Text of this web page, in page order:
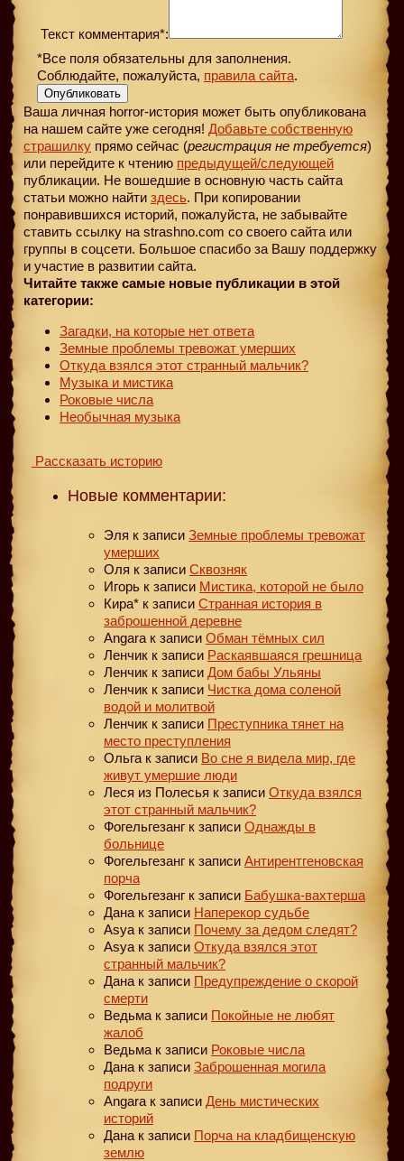
Текст комментария*:
*Все поля обязательны для заполнения.
Соблюдайте, пожалуйста, правила сайта.
Опубликовать
Ваша личная horror-история может быть опубликована
на нашем сайте уже сегодня! Добавьте собственную
страшилку прямо сейчас (регистрация не требуется)
или перейдите к чтению предыдущей/следующей
публикации. Не вошедшие в основную часть сайта
статьи можно найти здесь. При копировании
понравившихся историй, пожалуйста, не забывайте
ставить ссылку на strashno.com со своего сайта или
группы в соцсети. Большое спасибо за Вашу поддержку
и участие в развитии сайта.
Читайте также самые новые публикации в этой
категории:
Загадки, на которые нет ответа
Земные проблемы тревожат умерших
Откуда взялся этот странный мальчик?
Музыка и мистика
Роковые числа
Необычная музыка
Рассказать историю
Новые комментарии:
Эля к записи Земные проблемы тревожат
умерших
Оля к записи Сквозняк
Игорь к записи Мистика, которой не было
Кира* к записи Странная история в
заброшенной деревне
Angara к записи Обман тёмных сил
Ленчик к записи Раскаявшаяся грешница
Ленчик к записи Дом бабы Ульяны
Ленчик к записи Чистка дома соленой
водой и молитвой
Ленчик к записи Преступника тянет на
место преступления
Ольга к записи Во сне я видела мир, где
живут умершие люди
Леся из Полесья к записи Откуда взялся
этот странный мальчик?
Фогельгезанг к записи Однажды в
больнице
Фогельгезанг к записи Антирентгеновская
порча
Фогельгезанг к записи Бабушка-вахтерша
Дана к записи Наперекор судьбе
Asya к записи Почему за дедом следят?
Asya к записи Откуда взялся этот
странный мальчик?
Дана к записи Предупреждение о скорой
смерти
Ведьма к записи Покойные не любят
жалоб
Ведьма к записи Роковые числа
Дана к записи Заброшенная могила
подруги
Angara к записи День мистических
историй
Дана к записи Порча на кладбищенскую
землю